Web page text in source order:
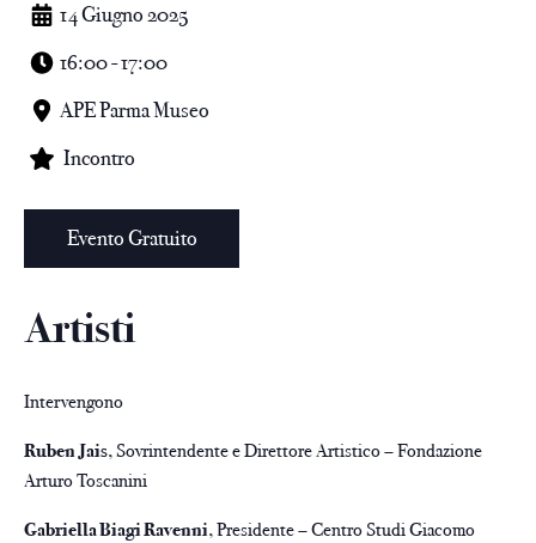
14 Giugno 2025
16:00 - 17:00
APE Parma Museo
Incontro
Evento Gratuito
Artisti
Intervengono
Ruben Jais,Sovrintendente e Direttore Artistico –Fondazione
Arturo Toscanini
Gabriella Biagi Ravenni,Presidente –Centro Studi Giacomo